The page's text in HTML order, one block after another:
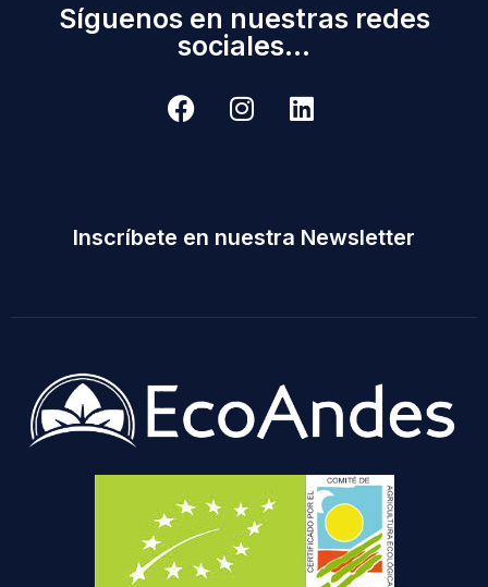
Síguenos en nuestras redes
sociales...
Inscríbete en nuestra Newsletter